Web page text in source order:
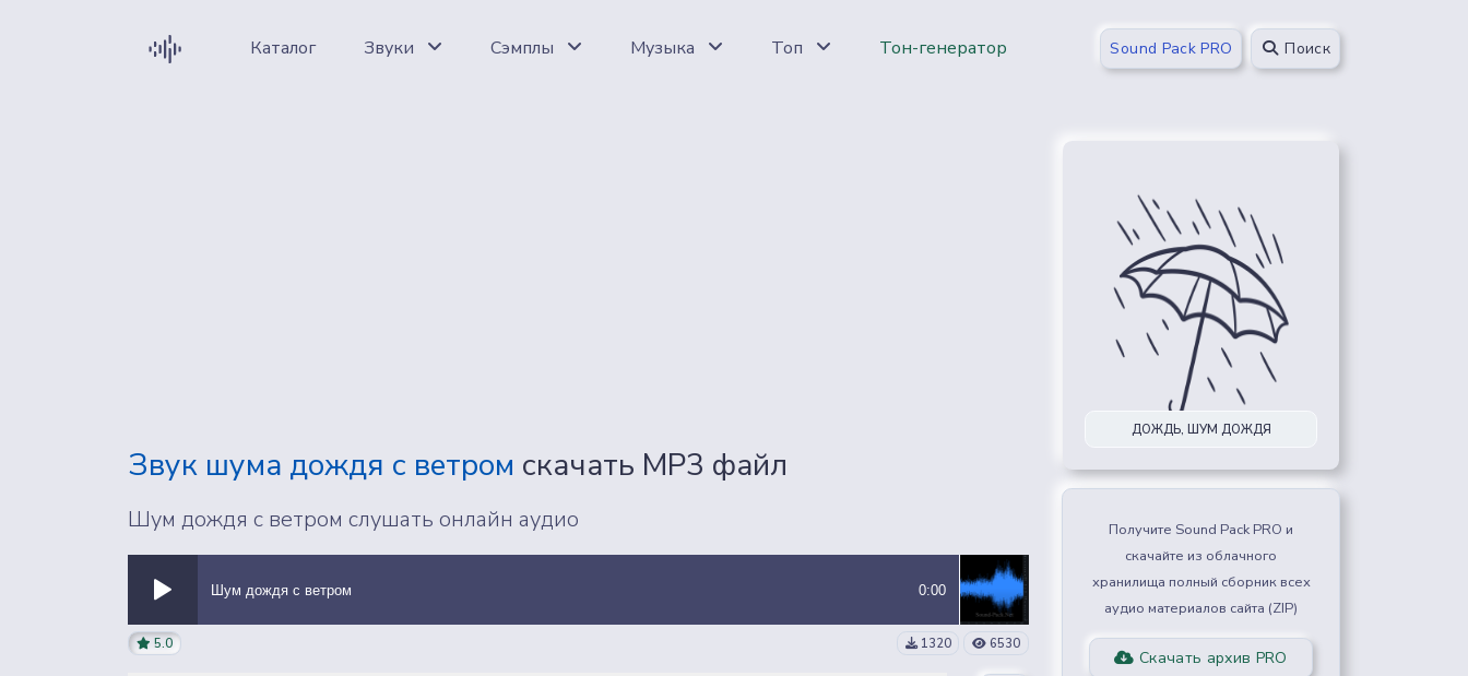
Каталог Звуки Сэмплы Музыка Топ Тон-генератор Sound Pack PRO Поиск
Звук шума дождя с ветром скачать MP3 файл
Шум дождя с ветром слушать онлайн аудио
Шум дождя с ветром 0:00
5.0 1320 6530
ДОЖДЬ, ШУМ ДОЖДЯ
Получите Sound Pack PRO и
скачайте из облачного
хранилища полный сборник всех
аудио материалов сайта (ZIP)
Скачать архив PRO